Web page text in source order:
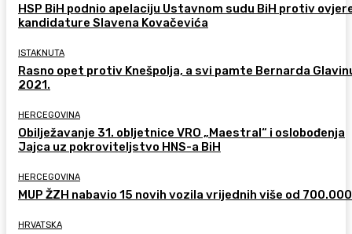
HSP BiH podnio apelaciju Ustavnom sudu BiH protiv
kandidature Slavena Kovačevića
ISTAKNUTA
Rasno opet protiv Knešpolja, a svi pamte Bernarda
2021.
HERCEGOVINA
Obilježavanje 31. obljetnice VRO „Maestral“ i oslobođenja
Jajca uz pokroviteljstvo HNS-a BiH
HERCEGOVINA
MUP ŽZH nabavio 15 novih vozila vrijednih više od 700.000
HRVATSKA